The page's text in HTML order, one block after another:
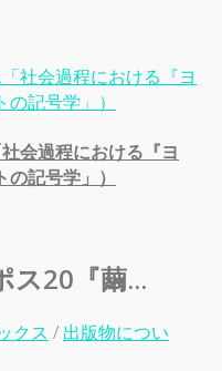
会過程における『ヨ
記号学」）
ス20『繭...
クス / 出版物につい